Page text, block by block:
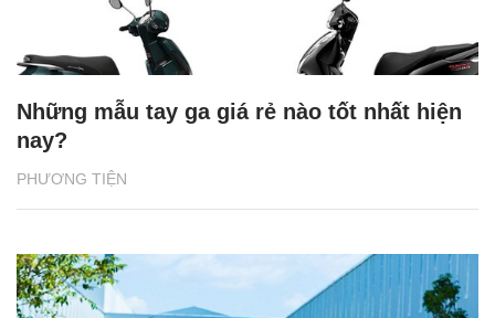
PHƯƠNG TIỆN
Những mẫu tay ga giá rẻ nào tốt nhất hiện
nay?